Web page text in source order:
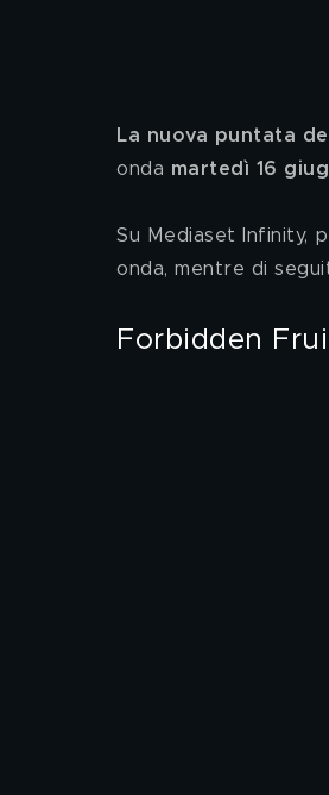
La nuova puntata
onda martedì 16
Su Mediaset Infinity,
onda, mentre di
Forbidden